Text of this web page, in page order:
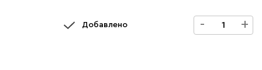
Добавлено - +